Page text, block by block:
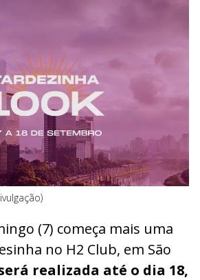
(7) começa mais uma
no H2 Club, em São
realizada até o dia 18,